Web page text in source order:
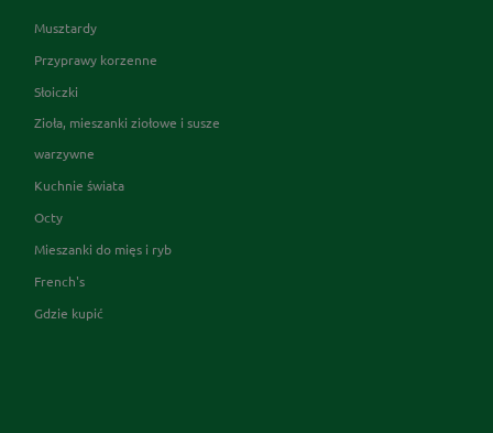
Musztardy
Przyprawy korzenne
Słoiczki
Zioła, mieszanki ziołowe i susze
warzywne
Kuchnie świata
Octy
Mieszanki do mięs i ryb
French's
Gdzie kupić